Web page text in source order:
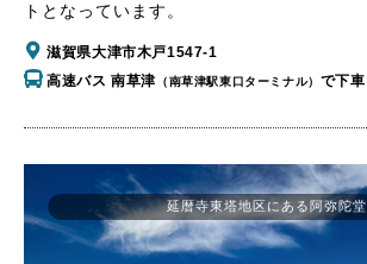
トとなっています。
滋賀県大津市木戸1547-1
高速バス 南草津 （南草津駅東口ターミナル） で下車
延暦寺東塔地区にある阿弥陀堂